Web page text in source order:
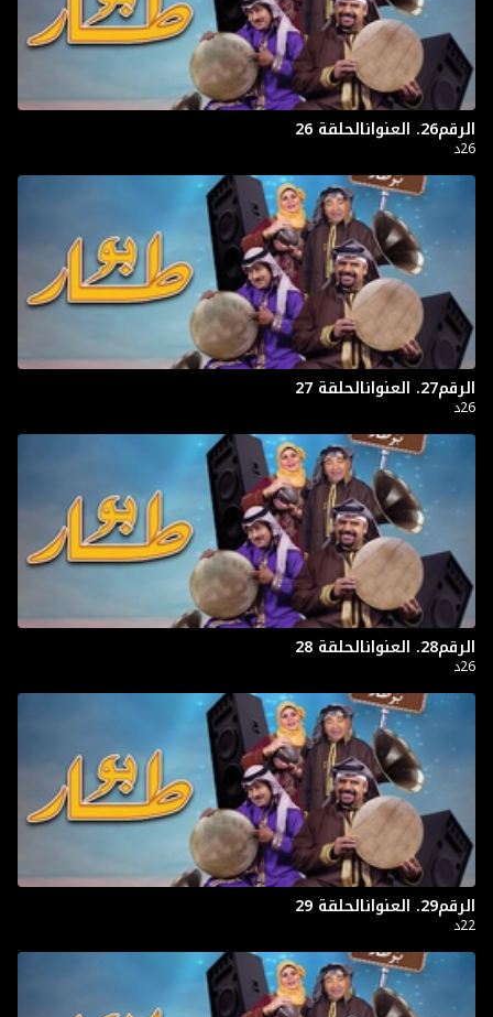
الرقم26. العنوانالحلقة 26
26د
الرقم27. العنوانالحلقة 27
26د
الرقم28. العنوانالحلقة 28
26د
الرقم29. العنوانالحلقة 29
22د